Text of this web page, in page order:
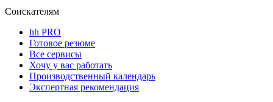
Соискателям
hh PRO
Готовое резюме
Все сервисы
Хочу у вас работать
Производственный календарь
Экспертная рекомендация